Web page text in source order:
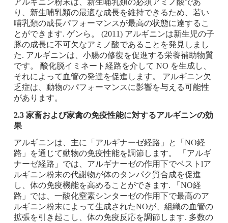
り、新生哺乳類の最適な成長を維持できるため、若い
哺乳類の成長パフォーマンスが最高の状態に達するこ
とができます. ゲンら。 (2011) アルギニンは新生児の子
豚の成長に不可欠なアミノ酸であることを発見しまし
た. アルギニンは、小腸の修復を促進する栄養補助物質
です。 酸化脱イミネート経路を介して NO を生成し、
それによって血管の発達を促進します。 アルギニン欠
乏症は、動物のパフォーマンスに影響を与える可能性
があります。
2.3 家畜および家禽の免疫性能に対するアルギニンの効
果
アルギニンは、主に「アルギナーゼ経路」と「NO経
路」を通じて動物の免疫性能を調節します。 「アルギ
ナーゼ経路」では、アルギナーゼの作用下でベストlア
ルギニン粉末の代謝物が体のタンパク質合成を促進
し、体の免疫機能を高めることができます. 「NO経
路」では、一酸化窒素シンターゼの作用下で最高のア
ルギニン粉末によって生成されたNOが、組織の血管の
拡張を引き起こし、体の免疫反応を調節します. 多数の